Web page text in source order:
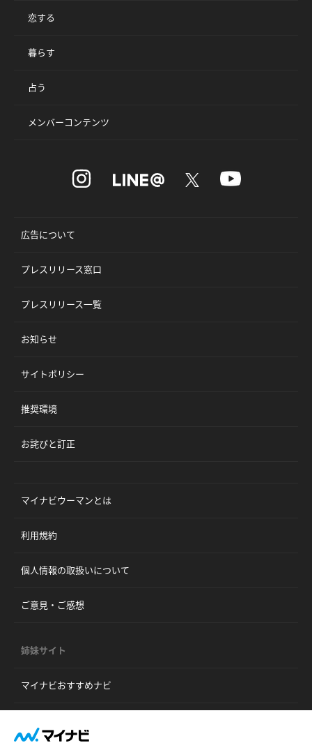
恋する
暮らす
占う
メンバーコンテンツ
広告について
プレスリリース窓口
プレスリリース一覧
お知らせ
サイトポリシー
推奨環境
お詫びと訂正
マイナビウーマンとは
利用規約
個人情報の取扱いについて
ご意見・ご感想
姉妹サイト
マイナビおすすめナビ